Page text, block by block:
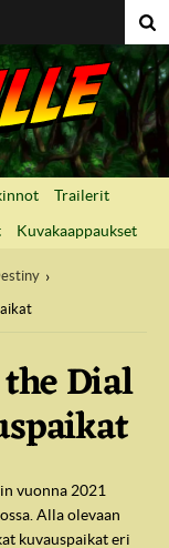
Trailerit
Kuvakaappaukset
Dial
vuonna 2021
Alla olevaan
kuvauspaikat eri